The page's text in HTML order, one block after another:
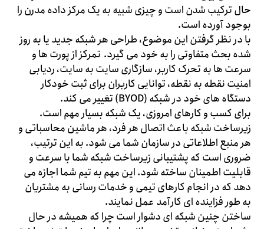
حال ترکیب شدن است و چیزی شبیه به یک مرکز داده مدرن را
بوجود آورده است.
با در نظر گرفتن این موضوع، طراحی هر شبکه جدید یا به روز
شده بحث متفاوتی را به خود می گیرد. تمرکز از پورت ها و
سرعت ها به تحرک کاربر، سازگاری سایت به سایت، ردیابی
امنیت نقطه به نقطه، توانایی کاربران برای ثبت خودکار
دستگاه های خود در شبکه (BYOD) تغییر می کند.
برای کسب و کارهای امروزی، یک شبکه بسیار مهم است.
زیرساخت شبکه باعث اتصال هر فرد، هر ماشین محاسباتی و
هر منبع اطلاعاتی در سازمان شما می شود. به این ترتیب،
ضروری است که پشتیبانی زیرساخت شبکه شما با سرعت و
قابلیت اطمینان ساخته شود. این مهم به تیم شما اجازه می
دهد که در انجام کارهای تیمی و خدمات رسانی به مشتریان
به طور فزاینده ای کارآمد عمل نمایند.
ساختن چنین شبکه ای دشوار است چرا که همیشه در حال